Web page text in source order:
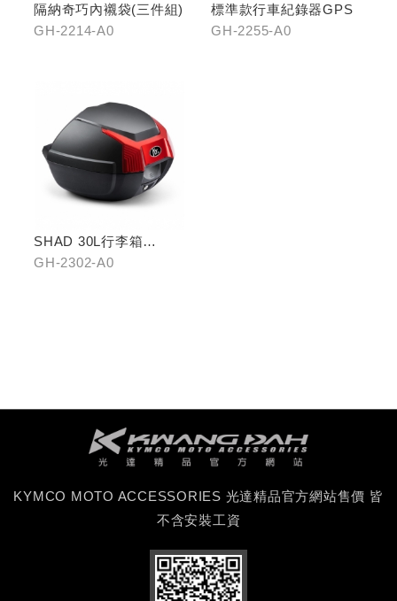
隔納奇巧內襯袋(三件組)
GH-2214-A0
標準款行車紀錄器GPS
GH-2255-A0
SHAD 30L行李箱
(KYMCO專屬款)
GH-2302-A0
KYMCO MOTO ACCESSORIES 光達精品官方網站售價 皆
不含安裝工資